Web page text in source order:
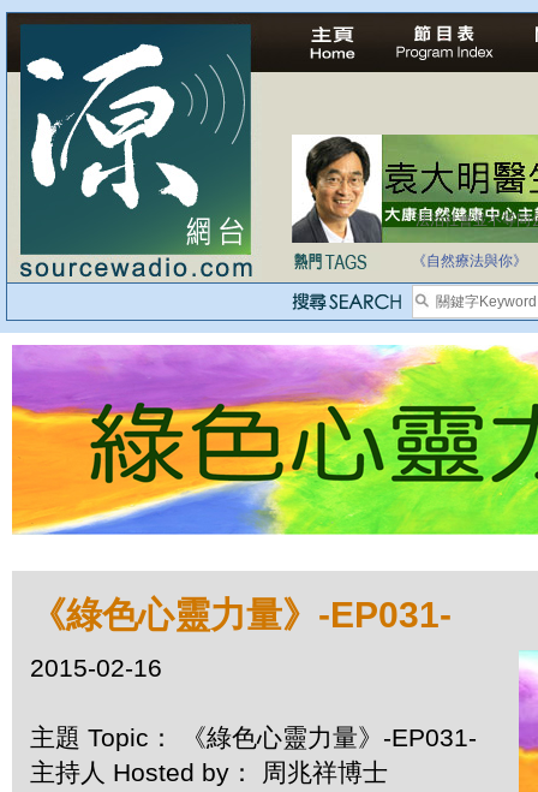
法治社會並不等同
《自然療法與你》
《綠色心靈力量》-EP031-
2015-02-16
主題 Topic： 《綠色心靈力量》-EP031-
主持人 Hosted by： 周兆祥博士